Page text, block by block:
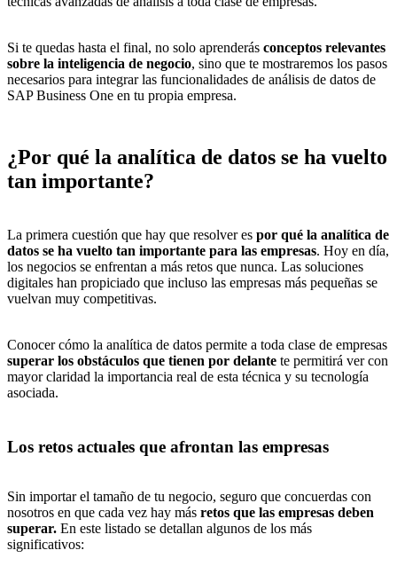
Si te quedas hasta el final, no solo aprenderás conceptos relevantes
sobre la inteligencia de negocio, sino que te mostraremos los pasos
necesarios para integrar las funcionalidades de análisis de datos de
SAP Business One en tu propia empresa.
¿Por qué la analítica de datos se ha vuelto
tan importante?
La primera cuestión que hay que resolver es por qué la analítica de
datos se ha vuelto tan importante para las empresas. Hoy en día,
los negocios se enfrentan a más retos que nunca. Las soluciones
digitales han propiciado que incluso las empresas más pequeñas se
vuelvan muy competitivas.
Conocer cómo la analítica de datos permite a toda clase de empresas
superar los obstáculos que tienen por delante te permitirá ver con
mayor claridad la importancia real de esta técnica y su tecnología
asociada.
Los retos actuales que afrontan las empresas
Sin importar el tamaño de tu negocio, seguro que concuerdas con
nosotros en que cada vez hay más retos que las empresas deben
superar. En este listado se detallan algunos de los más
significativos: